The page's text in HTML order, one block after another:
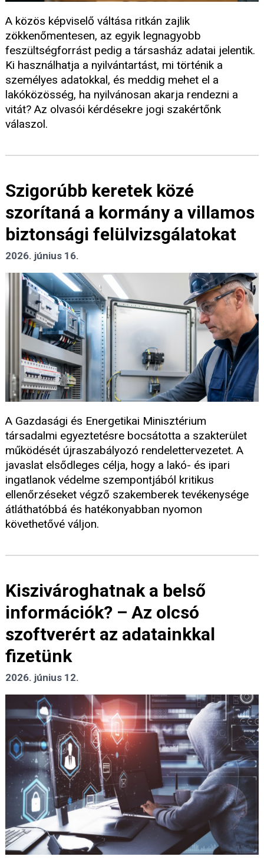
A közös képviselő váltása ritkán zajlik
zökkenőmentesen, az egyik legnagyobb
feszültségforrást pedig a társasház adatai jelentik.
Ki használhatja a nyilvántartást, mi történik a
személyes adatokkal, és meddig mehet el a
lakóközösség, ha nyilvánosan akarja rendezni a
vitát? Az olvasói kérdésekre jogi szakértőnk
válaszol.
Szigorúbb keretek közé
szorítaná a kormány a villamos
biztonsági felülvizsgálatokat
2026. június 16.
A Gazdasági és Energetikai Minisztérium
társadalmi egyeztetésre bocsátotta a szakterület
működését újraszabályozó rendelettervezetet. A
javaslat elsődleges célja, hogy a lakó- és ipari
ingatlanok védelme szempontjából kritikus
ellenőrzéseket végző szakemberek tevékenysége
átláthatóbbá és hatékonyabban nyomon
követhetővé váljon.
Kiszivároghatnak a belső
információk? – Az olcsó
szoftverért az adatainkkal
fizetünk
2026. június 12.